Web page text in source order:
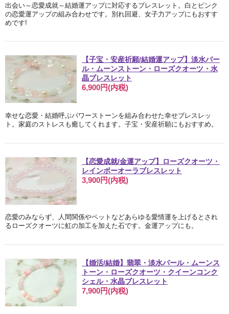
出会い～恋愛成就～結婚運アップに対応するブレスレット。白とピンク
の恋愛運アップの組み合わせです。別れ回避、女子力アップにもおすす
めです!
【子宝・安産祈願/結婚運アップ】淡水パー
ル・ムーンストーン・ローズクオーツ・水
晶ブレスレット
6,900円(内税)
幸せな恋愛・結婚呼ぶパワーストーンを組み合わせた幸せブレスレッ
ト。家庭のストレスも癒してくれます。子宝・安産祈願にもおすすめ。
【恋愛成就/金運アップ】ローズクオーツ・
レインボーオーラブレスレット
3,900円(内税)
恋愛のみならず、人間関係やペットなどあらゆる愛情運を上げるとされ
るローズクオーツに虹の加工を加えた石です。金運アップにも。
【婚活/結婚】翡翠・淡水パール・ムーンス
トーン・ローズクオーツ・クイーンコンク
シェル・水晶ブレスレット
7,900円(内税)